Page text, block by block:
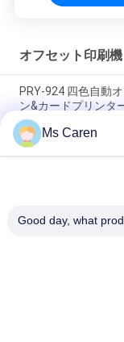
オフセット印刷機
PRY-924 四色自動
ン&カードプリンタ
PRY-520 560 カー
付き,完全自動単色
PRY-47IINP 単色ナ
Ms Caren
Good day, what